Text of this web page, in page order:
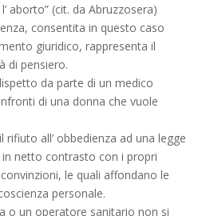
aborto” (cit. da Abruzzosera)
consentita in questo caso
giuridico, rappresenta il
di pensiero.
da parte di un medico
di una donna che vuole
all’ obbedienza ad una legge
netto contrasto con i propri
le quali affondano le
personale.
o un operatore sanitario non si